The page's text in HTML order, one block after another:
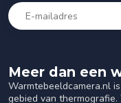
Meer dan een
Warmtebeeldcamera.nl
gebied van